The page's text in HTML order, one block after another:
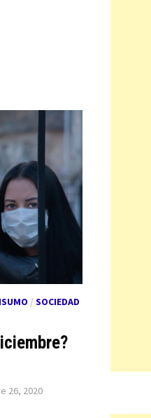
/SOCIEDAD
26, 2020